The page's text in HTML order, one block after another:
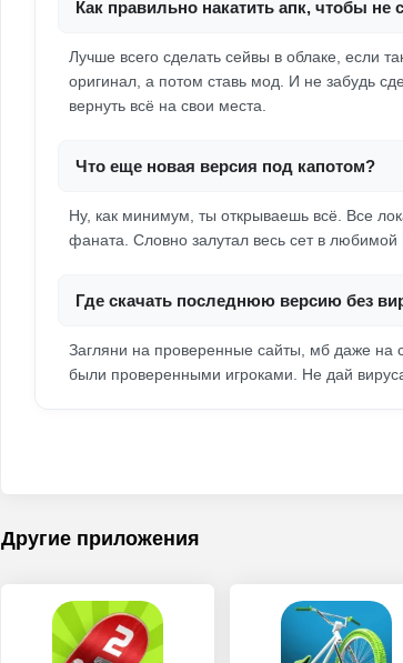
Как правильно накатить апк, чтобы не
Лучше всего сделать сейвы в облаке, если
оригинал, а потом ставь мод. И не забудь
вернуть всё на свои места.
Что еще новая версия под капотом?
Ну, как минимум, ты открываешь всё. Все
фаната. Словно залутал весь сет в любимой
Где скачать последнюю версию без
Загляни на проверенные сайты, мб даже
были проверенными игроками. Не дай
Другие приложения